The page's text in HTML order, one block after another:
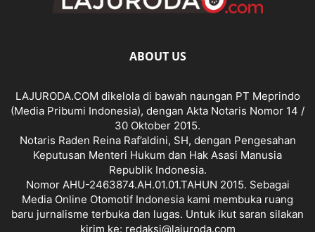
ABOUT US
LAJURODA.COM dikelola di bawah naungan PT Meprindo
(Media Pribumi Indonesia), dengan Akta Notaris Nomor 14 /
30 Oktober 2015.
Notaris Raden Reina Raf’aldini, SH, dengan Pengesahan
Keputusan Menteri Hukum dan Hak Asasi Manusia
Republik Indonesia.
Nomor AHU-2463874.AH.01.01.TAHUN 2015. Sebagai
Media Online Otomotif Indonesia kami membuka ruang
baru jurnalisme terbuka dan lugas. Untuk ikut saran silakan
kirim ke: redaksi@lajuroda.com